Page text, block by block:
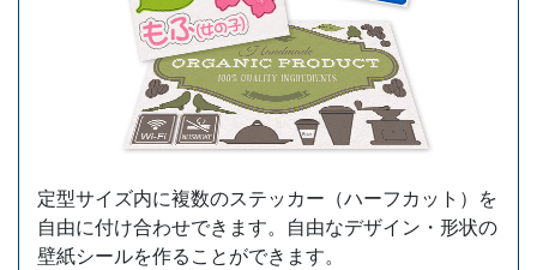
定型サイズ内に複数のステッカー（ハーフカット）を
自由に付け合わせできます。自由なデザイン・形状の
壁紙シールを作ることができます。